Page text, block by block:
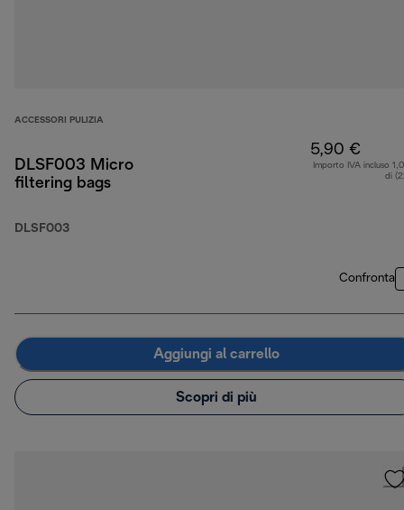
ACCESSORI PULIZIA
DLSF003 Micro
filtering bags
DLSF003
5,90 €
Importo IVA incluso
di
Confronta
Aggiungi al carrello
Scopri di più